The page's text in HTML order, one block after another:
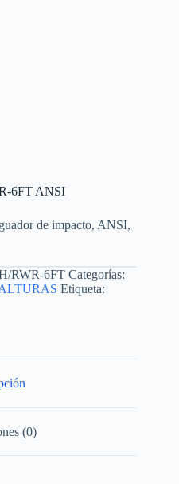
6FT ANSI
de impacto, ANSI,
RWR-6FT Categorías:
Etiqueta:
(0)